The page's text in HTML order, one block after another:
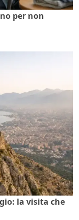
per non
la visita che